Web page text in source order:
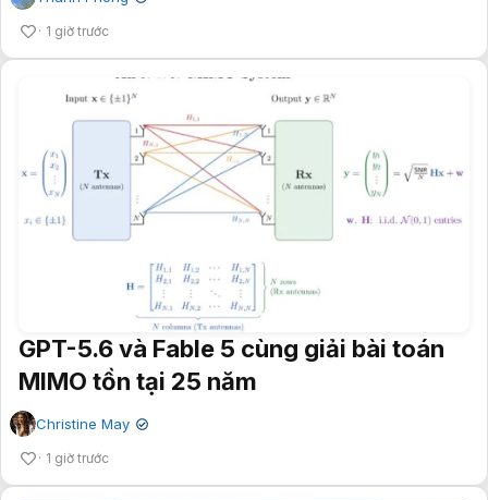
1 giờ trước
GPT-5.6 và Fable 5 cùng giải bài toán
MIMO tồn tại 25 năm
Christine May ✔
1 giờ trước